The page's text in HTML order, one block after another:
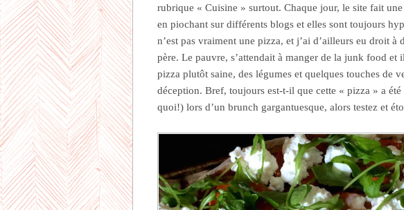
rubrique « Cuisine » surtout. Chaque jour, le site fait
en piochant sur différents blogs et elles sont toujours
n’est pas vraiment une pizza, et j’ai d’ailleurs eu droit à
père. Le pauvre, s’attendait à manger de la junk food et
pizza plutôt saine, des légumes et quelques touches de
déception. Bref, toujours est-t-il que cette « pizza » a
quoi!) lors d’un brunch gargantuesque, alors testez et